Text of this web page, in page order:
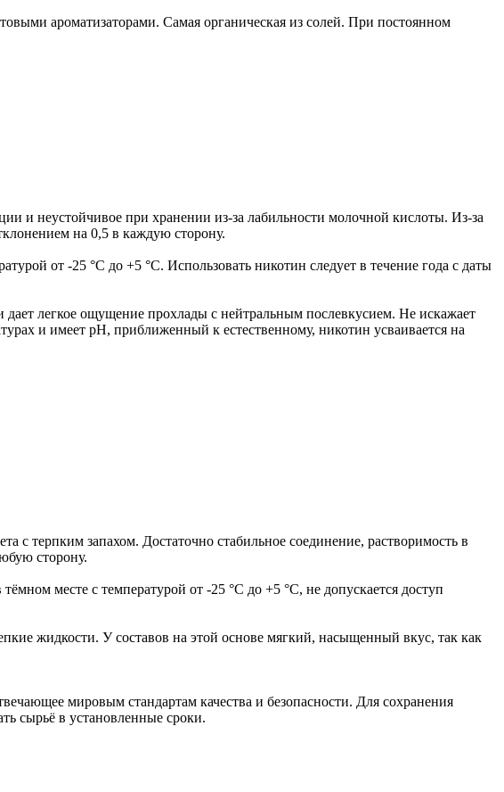
ароматизаторами. Самая органическая из солей. При постоянном
и неустойчивое при хранении из-за лабильности молочной кислоты. Из-за
на 0,5 в каждую сторону.
от -25 °C до +5 °C. Использовать никотин следует в течение года с даты
легкое ощущение прохлады с нейтральным послевкусием. Не искажает
и имеет pH, приближенный к естественному, никотин усваивается на
с терпким запахом. Достаточно стабильное соединение, растворимость в
сторону.
месте с температурой от -25 °C до +5 °C, не допускается доступ
жидкости. У составов на этой основе мягкий, насыщенный вкус, так как
мировым стандартам качества и безопасности. Для сохранения
сырьё в установленные сроки.